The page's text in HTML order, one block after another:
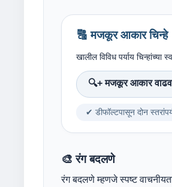
🔠 मजकूर आकार चिन्हे
खालील विविध पर्याय
🔍+ मजकूर आकार
✔ डीफॉल्टपासून दोन
🎨 रंग बदलणे
रंग बदलणे म्हणजे स्पष्ट